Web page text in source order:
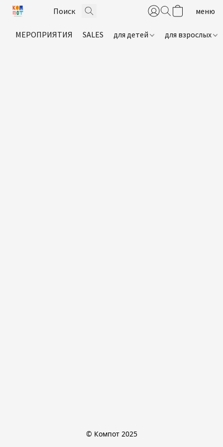
МЕРОПРИЯТИЯ SALES для детей для взрослых
© Компот 2025